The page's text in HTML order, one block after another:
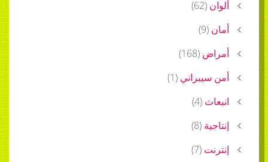
ألوان (
62
)
أمان (
9
)
أمراض (
168
)
أمن سيبراني (
1
)
انبعاث (
4
)
إنتاجية (
8
)
إنترنت (
7
)